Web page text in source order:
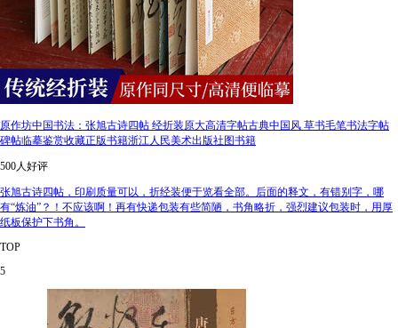
原作坊中国书法：张旭古诗四帖 经折装原大高清字帖古典中国风 草书毛笔书法字帖
碑帖临摹鉴赏收藏正版书籍浙江人民美术出版社图书籍
500人好评
张旭古诗四帖，印刷质量可以，折经装便于览看全部。后面的释文，有错别字，哪
有“炼油”？！不应该啊！再有快递包装有些简陋，书角略折，强烈建议包装时，用厚
纸板保护下书角。
TOP
5